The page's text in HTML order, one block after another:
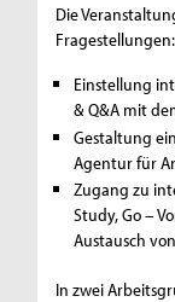
Die
Fragestellungen:
Einstellung
& Q&A mit
Gestaltung
Agentur für
Zugang zu
Study, Go –
Austausch
In zwei